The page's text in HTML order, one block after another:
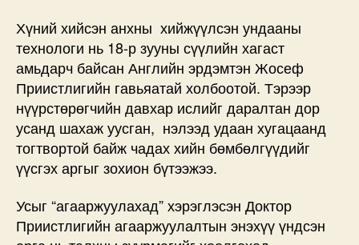
Хүний хийсэн анхны хийжүүлсэн ундааны
технологи нь 18-р зууны сүүлийн хагаст
амьдарч байсан Английн эрдэмтэн Жосеф
Приистлигийн гавьяатай холбоотой. Тэрээр
нүүрстөрөгчийн давхар ислийг даралтан дор
усанд шахаж уусган, нэлээд удаан хугацаанд
тогтвортой байж чадах хийн бөмбөлгүүдийг
үүсгэх аргыг зохион бүтээжээ.
Усыг “агааржуулахад” хэрэглэсэн Доктор
Приистлигийн агааржуулалтын энэхүү үндсэн